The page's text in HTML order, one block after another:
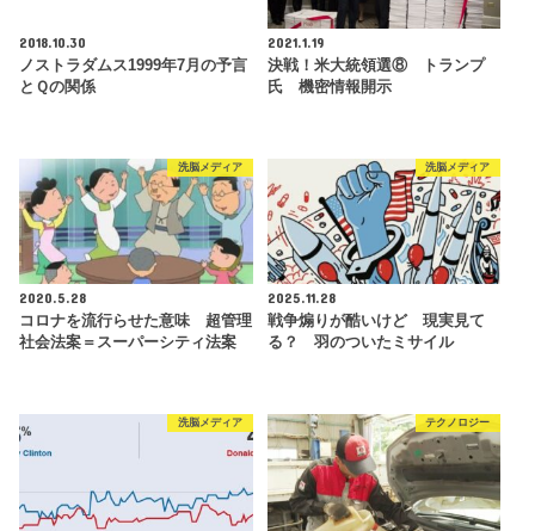
2018.10.30
ノストラダムス1999年7月の予言
とＱの関係
2021.1.19
決戦！米大統領選⑧ トランプ
氏 機密情報開示
洗脳メディア
2020.5.28
コロナを流行らせた意味 超管理
社会法案＝スーパーシティ法案
洗脳メディア
2025.11.28
戦争煽りが酷いけど 現実見て
る？ 羽のついたミサイル
洗脳メディア テクノロジー